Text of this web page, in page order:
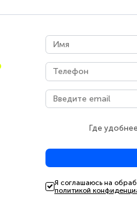
Где
Я соглашаюсь на
политикой